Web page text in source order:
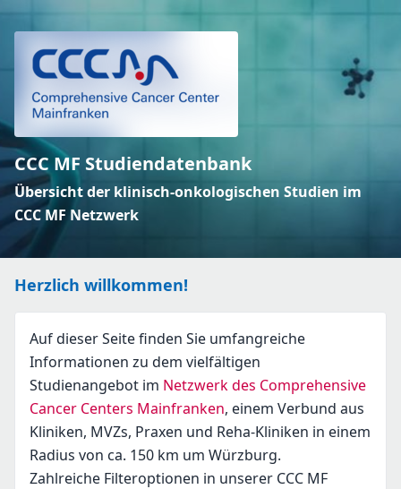
CCC MF Studiendatenbank
Übersicht der klinisch-onkologischen Studien im
CCC MF Netzwerk
Herzlich willkommen!
Auf dieser Seite finden Sie umfangreiche
Informationen zu dem vielfältigen
Studienangebot im Netzwerk des Comprehensive
Cancer Centers Mainfranken, einem Verbund aus
Kliniken, MVZs, Praxen und Reha-Kliniken in einem
Radius von ca. 150 km um Würzburg.
Zahlreiche Filteroptionen in unserer CCC MF